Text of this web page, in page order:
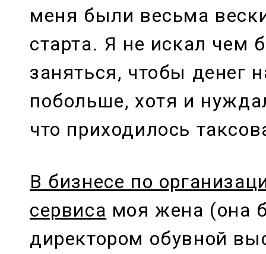
меня были весьма
старта. Я не искал чем
заняться, чтобы денег
побольше, хотя и
что приходилось
В бизнесе по
сервиса моя жена (она
директором обувной